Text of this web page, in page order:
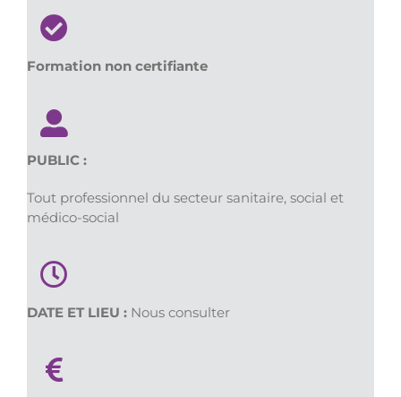
Formation non certifiante
PUBLIC :
Tout professionnel du secteur sanitaire, social et
médico-social
DATE ET LIEU : Nous consulter